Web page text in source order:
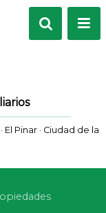
El Pinar · Ciudad de la